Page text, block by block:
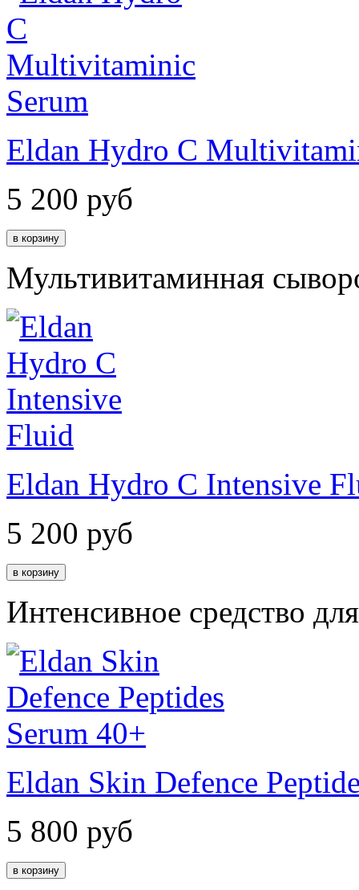
Eldan Hydro C
5 200 руб
Мультивитаминная
Eldan Hydro C Intensive
5 200 руб
Интенсивное средство
Eldan Skin Defence
5 800 руб